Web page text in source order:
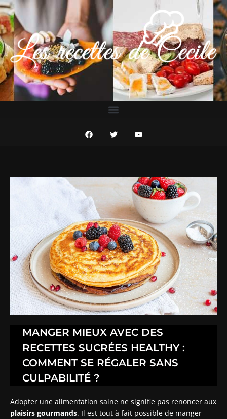
MANGER MIEUX AVEC DES
RECETTES SUCRÉES HEALTHY :
COMMENT SE RÉGALER SANS
CULPABILITÉ ?
Adopter une alimentation saine ne signifie pas renoncer aux
plaisirs gourmands. Il est tout à fait possible de manger